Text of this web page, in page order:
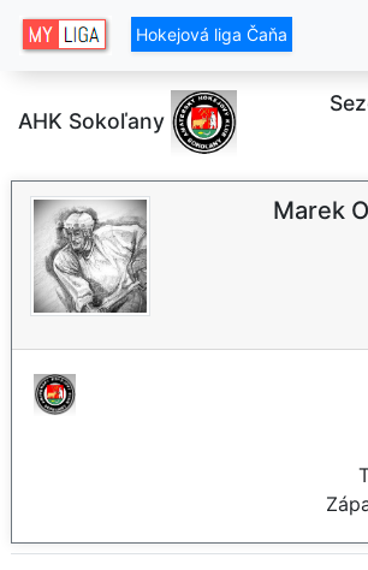
Hokejová liga Čaňa
AHK Sokoľany
Marek